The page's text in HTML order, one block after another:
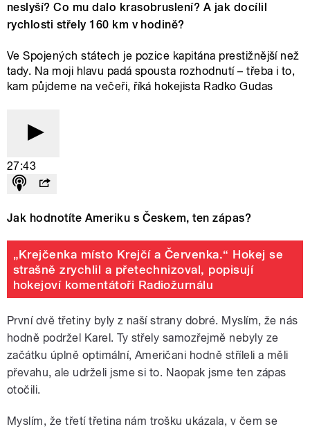
neslyší? Co mu dalo krasobruslení? A jak docílil
rychlosti střely 160 km v hodině?
Ve Spojených státech je pozice kapitána prestižnější než
tady. Na moji hlavu padá spousta rozhodnutí – třeba i to,
kam půjdeme na večeři, říká hokejista Radko Gudas
27:43
Jak hodnotíte Ameriku s Českem, ten zápas?
„Krejčenka místo Krejčí a Červenka.“ Hokej se
strašně zrychlil a přetechnizoval, popisují
hokejoví komentátoři Radiožurnálu
První dvě třetiny byly z naší strany dobré. Myslím, že nás
hodně podržel Karel. Ty střely samozřejmě nebyly ze
začátku úplně optimální, Američani hodně stříleli a měli
převahu, ale udrželi jsme si to. Naopak jsme ten zápas
otočili.
Myslím, že třetí třetina nám trošku ukázala, v čem se